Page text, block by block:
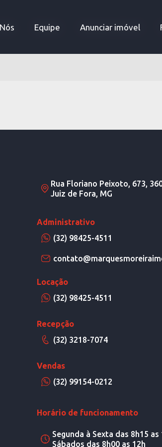
Equipe Anunciar imóvel
Equipe Anunciar imóvel
Rua Floriano Peixoto, 673,
Juiz de Fora, MG
Administrativo
(32) 98425-4511
Locação
(32) 98425-4511
Recepção
(32) 3218-7074
Vendas
(32) 99154-0212
Horário de funcionamento
Segunda à Sexta das 8h15 as
Sábados das 8h00 as 12h